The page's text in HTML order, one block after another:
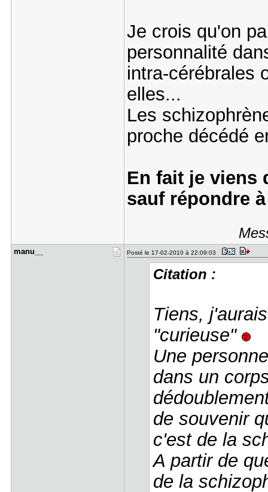
Je crois qu'on
personnalité
intra-cérébrales
elles...
Les
proche décédé
En fait je viens
sauf répondre
manu__ Posté le 17-02-2010 à 22:09:03
Citation :
Tiens,
"curieuse"
Une
dans un
de souvenir
c'est de la
A partir de
de la